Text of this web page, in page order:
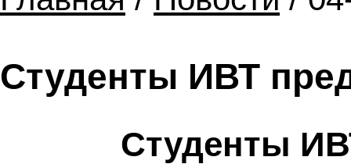
Студенты ИВТ
Студенты